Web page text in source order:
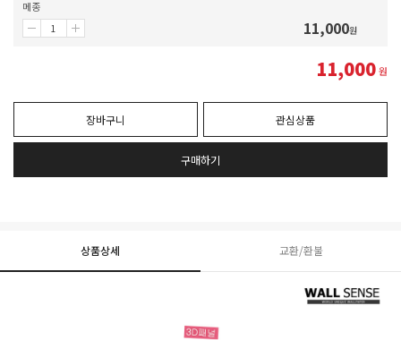
메종
11,000원
11,000원
장바구니 관심상품
구매하기
상품상세 교환/환불